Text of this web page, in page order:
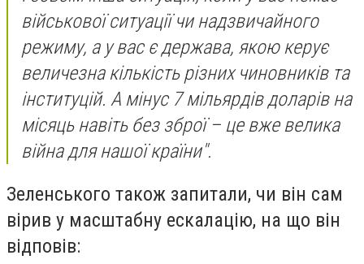
військової ситуації чи надзвичайного
режиму, а у вас є держава, якою керує
величезна кількість різних чиновників та
інституцій. А мінус 7 мільярдів доларів на
місяць навіть без зброї – це вже велика
війна для нашої країни".
Зеленського також запитали, чи він сам
вірив у масштабну ескалацію, на що він
відповів: